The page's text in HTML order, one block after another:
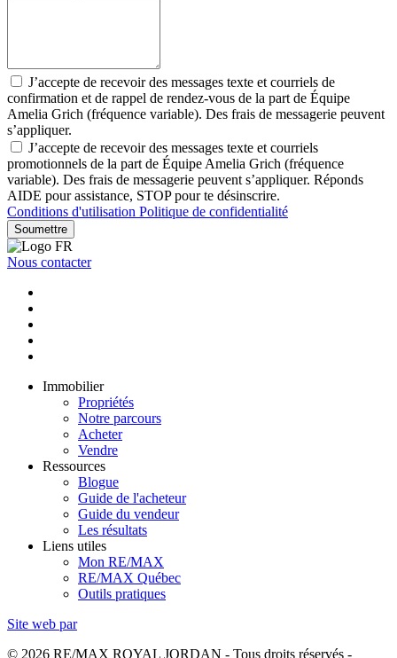
J’accepte de recevoir des messages texte et courriels de
confirmation et de rappel de rendez-vous de la part de Équipe
Amelia Grich (fréquence variable). Des frais de messagerie peuvent
s’appliquer.
J’accepte de recevoir des messages texte et courriels
promotionnels de la part de Équipe Amelia Grich (fréquence
variable). Des frais de messagerie peuvent s’appliquer. Réponds
AIDE pour assistance, STOP pour te désinscrire.
Conditions d'utilisation Politique de confidentialité
Soumettre
Nous contacter
Immobilier
Propriétés
Notre parcours
Acheter
Vendre
Ressources
Blogue
Guide de l'acheteur
Guide du vendeur
Les résultats
Liens utiles
Mon RE/MAX
RE/MAX Québec
Outils pratiques
Site web par
© 2026 RE/MAX ROYAL JORDAN - Tous droits réservés -